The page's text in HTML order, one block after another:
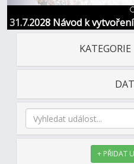
31.7.2028 Návod k
kontakt
KATEGORIE
+ PŘIDAT